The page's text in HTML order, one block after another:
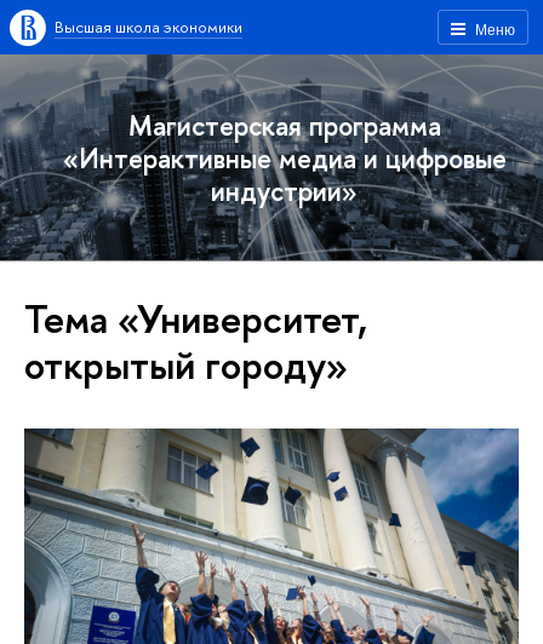
Меню
Высшая школа экономики
Магистерская программа
«Интерактивные медиа и цифровые
индустрии»
Тема «Университет,
открытый городу»